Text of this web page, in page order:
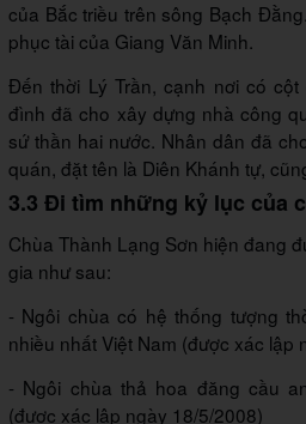
của Bắc triều trên sông Bạch
phục tài của Giang Văn Minh.
Đến thời Lý Trần, cạnh nơi có
đình đã cho xây dựng nhà công
sứ thần hai nước. Nhân dân đã
quán, đặt tên là Diên Khánh tự,
3.3 Đi tìm những kỷ lục của
Chùa Thành Lạng Sơn hiện đang
gia như sau:
- Ngôi chùa có hệ thống tượng
nhiều nhất Việt Nam (được xác lập
- Ngôi chùa thả hoa đăng cầu
(được xác lập ngày 18/5/2008)